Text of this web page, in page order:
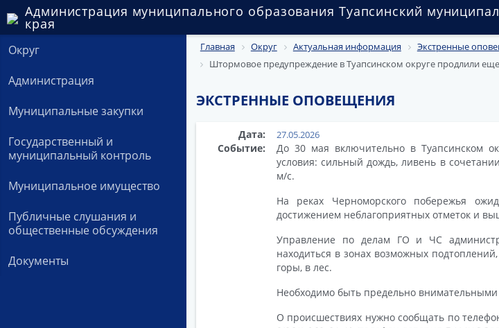
Администрация муниципального образования Туапсинский
края
Округ
Администрация
Муниципальные закупки
Государственный и
муниципальный контроль
Муниципальное имущество
Публичные слушания и
общественные обсуждения
Документы
Главная Округ Актуальная информация
Экстренные
Штормовое предупреждение в Туапсинском округе продлили
ЭКСТРЕННЫЕ ОПОВЕЩЕНИЯ
Дата: 27.05.2026
Событие:
До 30 мая включительно в Туапсинском
условия: сильный дождь, ливень в
м/с.
На реках Черноморского побережья
достижением неблагоприятных отметок и
Управление по делам ГО и ЧС
находиться в зонах возможных
горы, в лес.
Необходимо быть предельно внимательными
О происшествиях нужно сообщать по